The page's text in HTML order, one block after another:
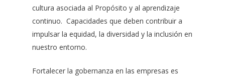
cultura asociada al Propósito y al aprendizaje
continuo. Capacidades que deben contribuir a
impulsar la equidad, la diversidad y la inclusión en
nuestro entorno.
Fortalecer la gobernanza en las empresas es